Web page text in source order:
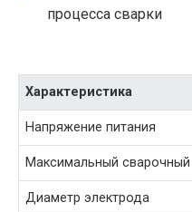
процесса сварки
Характеристика
Напряжение питания
Максимальный сварочный
Диаметр электрода